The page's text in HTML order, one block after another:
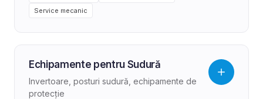
Service mecanic
Echipamente pentru Sudură
Invertoare, posturi sudură, echipamente de
protecție